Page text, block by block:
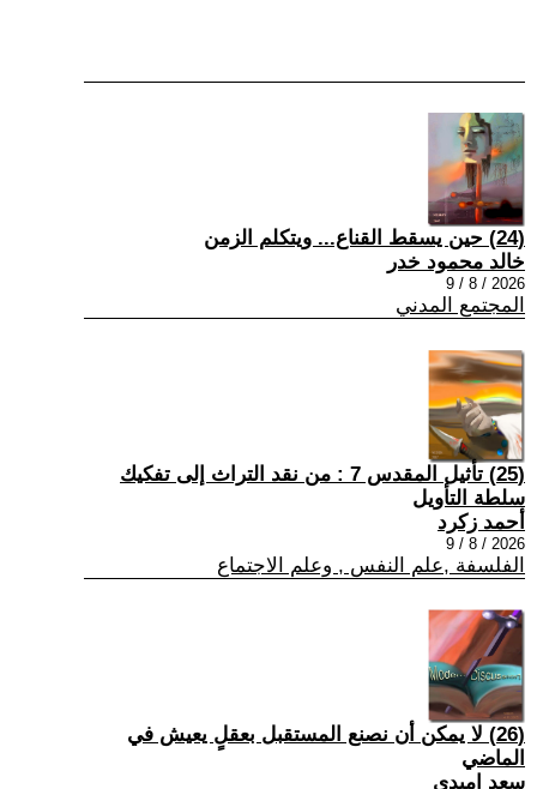
(24) حين يسقط القناع... ويتكلم الزمن
خالد محمود خدر
2026 / 8 / 9
المجتمع المدني
(25) تأثيل المقدس 7 : من نقد التراث إلى تفكيك
سلطة التأويل
أحمد زكرد
2026 / 8 / 9
الفلسفة ,علم النفس , وعلم الاجتماع
(26) لا يمكن أن نصنع المستقبل بعقلٍ يعيش في
الماضي
سعد اميدي